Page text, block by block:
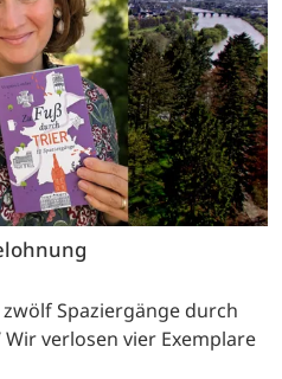
Spaziergänge durch
verlosen vier Exemplare